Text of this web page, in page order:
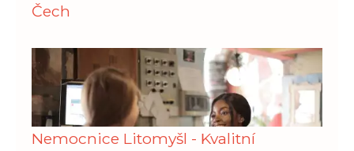
Čech
Nemocnice Litomyšl - Kvalitní